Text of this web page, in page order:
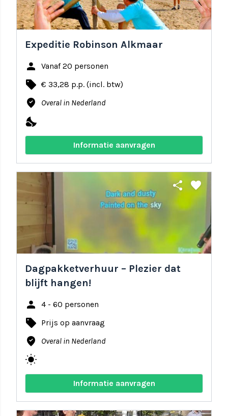
Expeditie Robinson Alkmaar
person Vanaf 20 personen
local_offer € 33,28 p.p. (incl. btw)
where_to_vote Overal in Nederland
nights_stay
Informatie aanvragen
share favorite
Dagpakketverhuur – Plezier dat
blijft hangen!
person 4 - 60 personen
local_offer Prijs op aanvraag
where_to_vote Overal in Nederland
wb_sunny
Informatie aanvragen